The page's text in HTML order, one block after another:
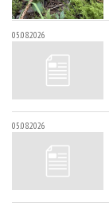
05.08.2026
05.08.2026